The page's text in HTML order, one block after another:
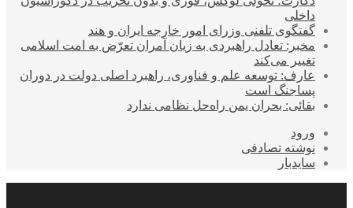
داخلی
گفتگوی تلفنی وزرای امور خارجه ایران و هند
مخبر: تعادل راهبردی به زیان آمران تعرّض به امت اسلامی
تغییر می‌کند
عارف: توسعه علم و فناوری، راهبرد اصلی دولت در دوران
پساجنگ است
بقائی: بحران یمن راه‌حل نظامی ندارد
ورود
نوشته تصادفی
سایدبار